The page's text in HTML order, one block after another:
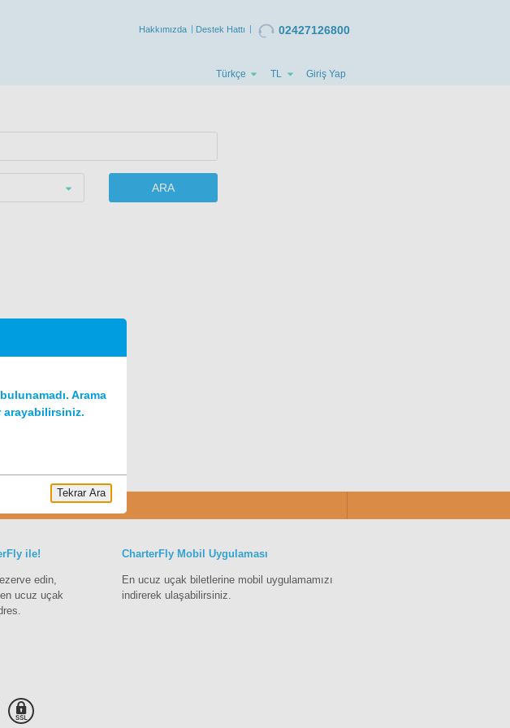
Hakkımızda Destek Hattı 02427126800
Türkçe TL Giriş Yap
ARA
ile!
edin,
ucuz uçak
CharterFly Mobil Uygulaması
En ucuz uçak biletlerine mobil uygulamamızı
indirerek ulaşabilirsiniz.
Arama
Tekrar Ara